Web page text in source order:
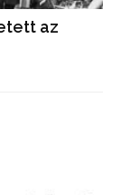
az